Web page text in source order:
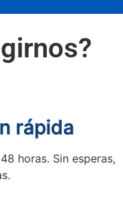
rápida
horas. Sin esperas,